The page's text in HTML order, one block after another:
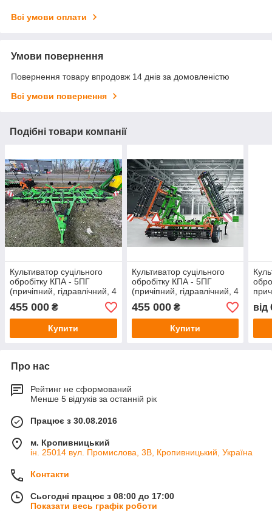
Всі умови оплати
Умови повернення
Повернення товару впродовж 14 днів за домовленістю
Всі умови повернення
Подібні товари компанії
Культиватор суцільного
обробітку КПА - 5ПГ
(причіпний, гідравлічний, 4
ряди, стійка Bellota)
455 000 ₴
Купити
Культиватор суцільного
обробітку КПА - 5ПГ
(причіпний, гідравлічний, 4
ряди, стійка Bellota)
455 000₴
Купити
від
Про нас
Рейтинг не сформований
Менше 5 відгуків за останній рік
Працює з 30.08.2016
м. Кропивницький
ін. 25014 вул. Промислова, 3В, Кропивницький, Україна
Контакти
Сьогодні працює з 08:00 до 17:00
Показати весь графік роботи